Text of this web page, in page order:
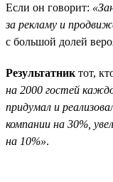
Если он говорит:
за рекламу и
с большой долей
Результатник тот,
на 2000 гостей
придумал и
компании на 30%,
на 10%».